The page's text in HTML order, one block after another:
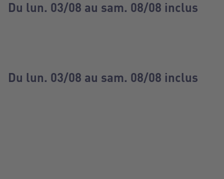
Du lun. 03/08 au sam. 08/08 inclus
Du lun. 03/08 au sam. 08/08 inclus